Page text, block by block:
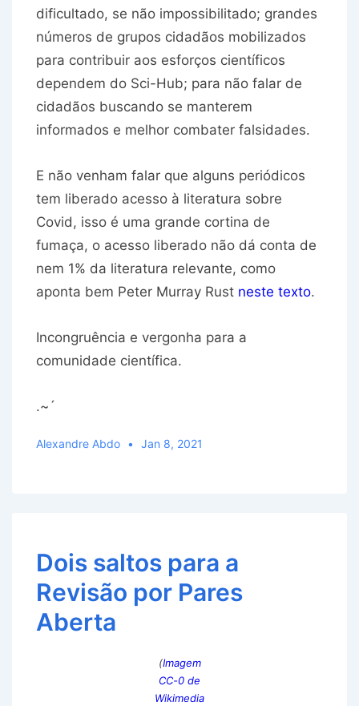
dificultado, se não impossibilitado; grandes
números de grupos cidadãos mobilizados
para contribuir aos esforços científicos
dependem do Sci-Hub; para não falar de
cidadãos buscando se manterem
informados e melhor combater falsidades.
E não venham falar que alguns periódicos
tem liberado acesso à literatura sobre
Covid, isso é uma grande cortina de
fumaça, o acesso liberado não dá conta de
nem 1% da literatura relevante, como
aponta bem Peter Murray Rust neste texto.
Incongruência e vergonha para a
comunidade científica.
.~´
Alexandre Abdo Jan 8, 2021
Dois saltos para a
Revisão por Pares
Aberta
(Imagem
CC-0 de
Wikimedia